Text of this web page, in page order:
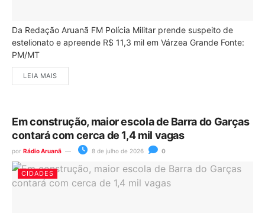
Da Redação Aruanã FM Polícia Militar prende suspeito de
estelionato e apreende R$ 11,3 mil em Várzea Grande Fonte:
PM/MT
LEIA MAIS
Em construção, maior escola de Barra do Garças
contará com cerca de 1,4 mil vagas
por Rádio Aruanã 8 de julho de 2026 0
CIDADES